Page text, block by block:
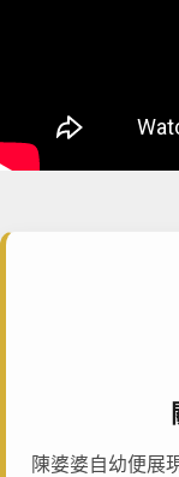
陳婆婆自幼便展